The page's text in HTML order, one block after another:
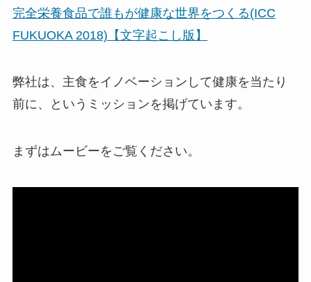
完全栄養食品で誰もが健康な世界をつくる(ICC
FUKUOKA 2018)【文字起こし版】
弊社は、主食をイノベーションして健康を当たり
前に、というミッションを掲げています。
まずはムービーをご覧ください。